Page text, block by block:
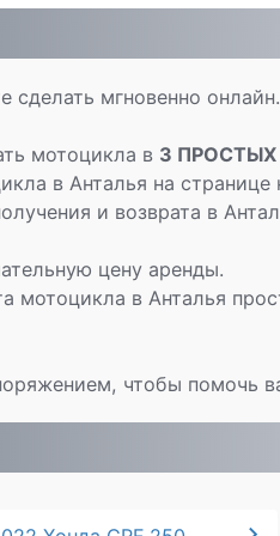
сделать мгновенно
мотоцикла в 3
в Анталья на странице
и возврата в
цену аренды.
в Анталья
чтобы помочь